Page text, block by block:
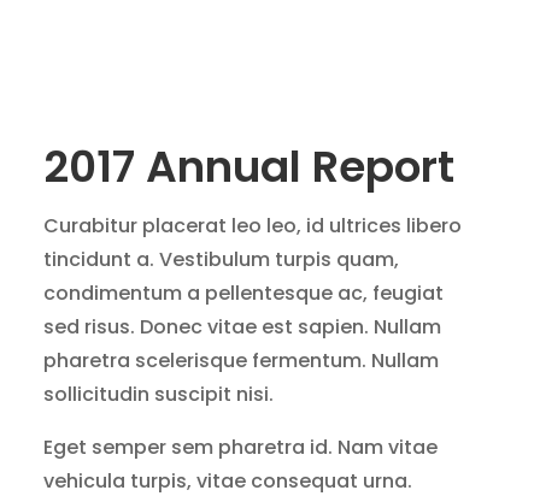
2017 Annual Report
Curabitur placerat leo leo, id ultrices libero
tincidunt a. Vestibulum turpis quam,
condimentum a pellentesque ac, feugiat
sed risus. Donec vitae est sapien. Nullam
pharetra scelerisque fermentum. Nullam
sollicitudin suscipit nisi.
Eget semper sem pharetra id. Nam vitae
vehicula turpis, vitae consequat urna.